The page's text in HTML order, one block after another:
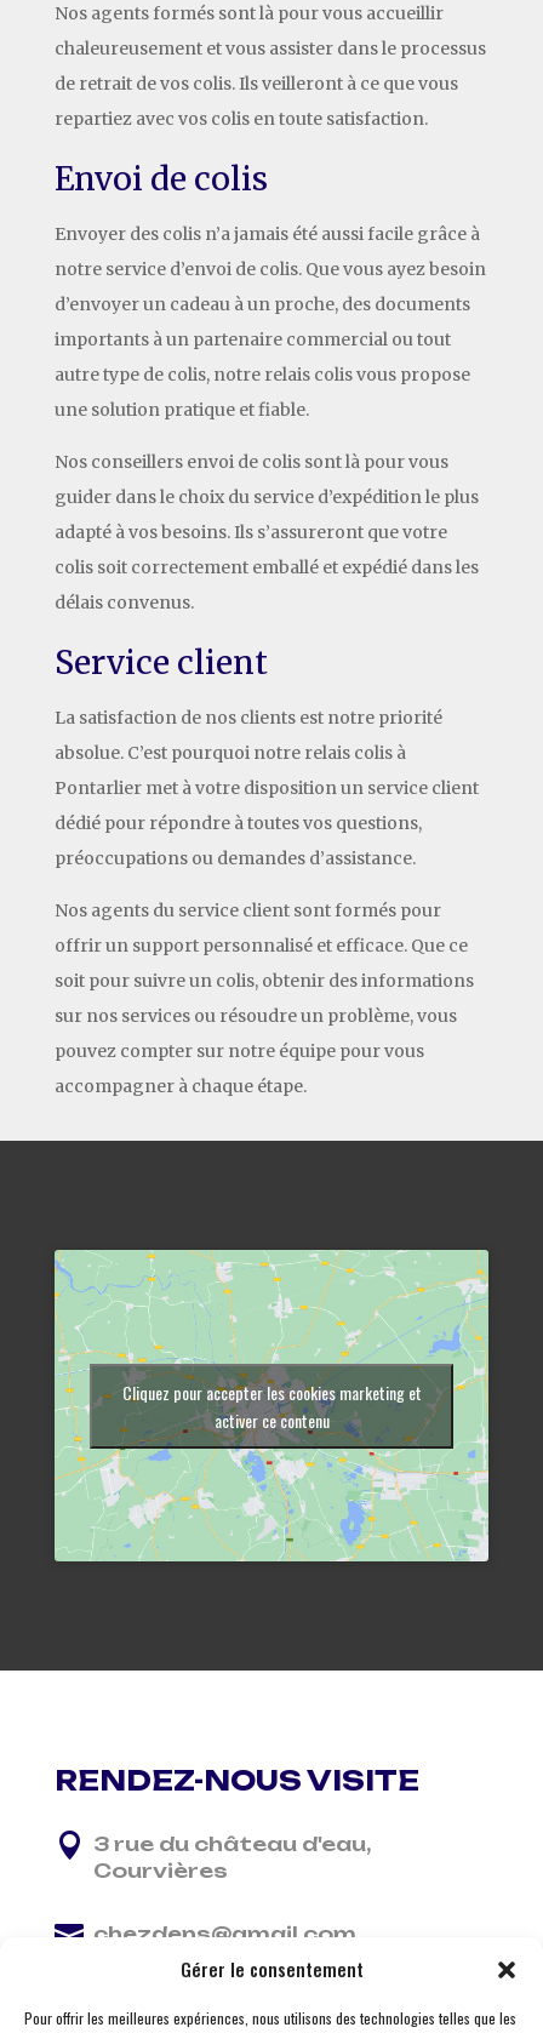
Gérer le consentement
Pour offrir les meilleures expériences, nous utilisons des technologies telles que les
Nos agents formés sont là pour vous accueillir
chaleureusement et vous assister dans le processus
de retrait de vos colis. Ils veilleront à ce que vous
repartiez avec vos colis en toute satisfaction.
Envoi de colis
Envoyer des colis n’a jamais été aussi facile grâce à
notre service d’envoi de colis. Que vous ayez besoin
d’envoyer un cadeau à un proche, des documents
importants à un partenaire commercial ou tout
autre type de colis, notre relais colis vous propose
une solution pratique et fiable.
Nos conseillers envoi de colis sont là pour vous
guider dans le choix du service d’expédition le plus
adapté à vos besoins. Ils s’assureront que votre
colis soit correctement emballé et expédié dans les
délais convenus.
Service client
La satisfaction de nos clients est notre priorité
absolue. C’est pourquoi notre relais colis à
Pontarlier met à votre disposition un service client
dédié pour répondre à toutes vos questions,
préoccupations ou demandes d’assistance.
Nos agents du service client sont formés pour
offrir un support personnalisé et efficace. Que ce
soit pour suivre un colis, obtenir des informations
sur nos services ou résoudre un problème, vous
pouvez compter sur notre équipe pour vous
accompagner à chaque étape.
Cliquez pour accepter les cookies marketing et
activer ce contenu
RENDEZ-NOUS VISITE
 3 rue du château d'eau,
Courvières
 chezdens@gmail.com